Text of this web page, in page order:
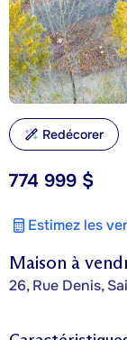
Maison à
26, Rue Denis,
774 999 $
Estimez les
Redécorer